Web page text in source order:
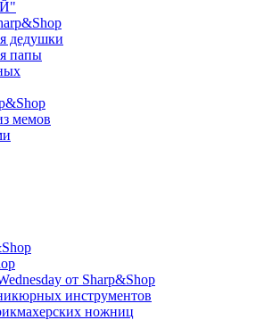
дедушки
папы
мемов
от Sharp&Shop
инструментов
ножниц